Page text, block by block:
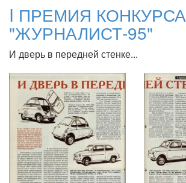
I ПРЕМИЯ КОНКУРСА
"ЖУРНАЛИСТ-95"
И дверь в передней стенке...